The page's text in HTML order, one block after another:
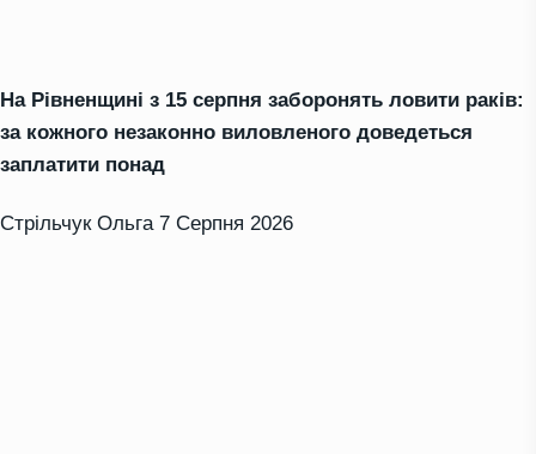
На Рівненщині з 15 серпня заборонять ловити раків:
за кожного незаконно виловленого доведеться
заплатити понад
Стрільчук Ольга 7 Серпня 2026